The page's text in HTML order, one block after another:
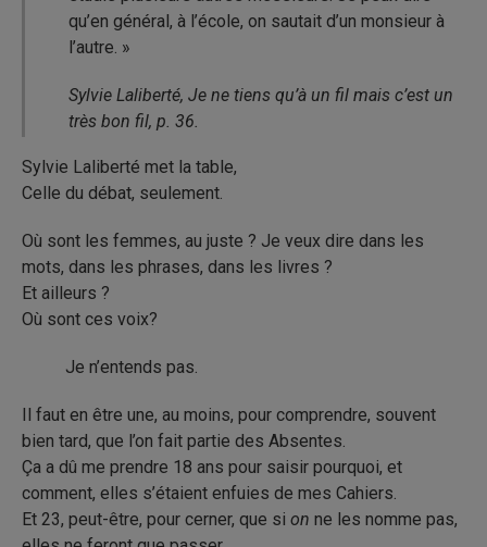
qu’en général, à l’école, on sautait d’un monsieur à
l’autre. »
Sylvie Laliberté, Je ne tiens qu’à un fil mais c’est un
très bon fil, p. 36.
Sylvie Laliberté met la table,
Celle du débat, seulement.
Où sont les femmes, au juste ? Je veux dire dans les
mots, dans les phrases, dans les livres ?
Et ailleurs ?
Où sont ces voix?
Je n’entends pas.
Il faut en être une, au moins, pour comprendre, souvent
bien tard, que l’on fait partie des Absentes.
Ça a dû me prendre 18 ans pour saisir pourquoi, et
comment, elles s’étaient enfuies de mes Cahiers.
Et 23, peut-être, pour cerner, que si on ne les nomme pas,